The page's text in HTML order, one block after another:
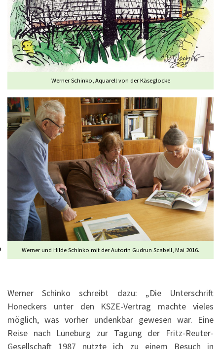
Werner Schinko, Aquarell von der Käseglocke
Werner und Hilde Schinko mit der Autorin Gudrun Scabell, Mai 2016.
Werner Schinko schreibt dazu: „Die Unterschrift
Honeckers unter den KSZE-Vertrag machte vieles
möglich, was vorher undenkbar gewesen war. Eine
Reise nach Lüneburg zur Tagung der Fritz-Reuter-
Gesellschaft 1987 nutzte ich zu einem Besuch in